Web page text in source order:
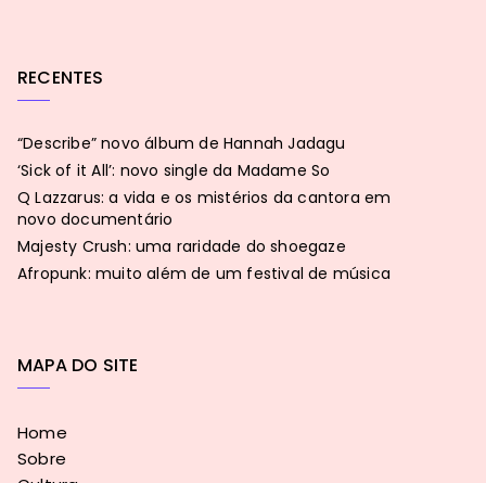
RECENTES
“Describe” novo álbum de Hannah Jadagu
‘Sick of it All’: novo single da Madame So
Q Lazzarus: a vida e os mistérios da cantora em
novo documentário
Majesty Crush: uma raridade do shoegaze
Afropunk: muito além de um festival de música
MAPA DO SITE
Home
Sobre